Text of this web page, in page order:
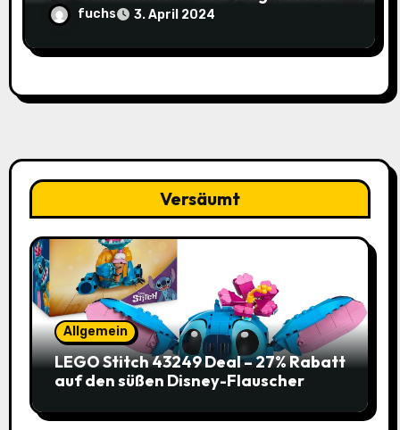
nur 49,95€ statt 119,95€
fuchs 3. April 2024
Versäumt
Allgemein
LEGO Stitch 43249 Deal – 27% Rabatt
auf den süßen Disney-Flauscher